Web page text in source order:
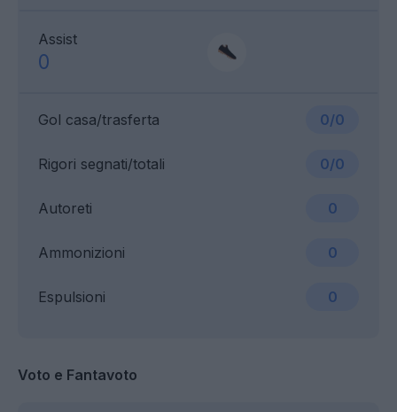
Assist
0
Gol casa/trasferta 0/0
Ammonizioni 0
Rigori segnati/totali 0/0
Espulsioni 0
Autoreti 0
Voto e Fantavoto